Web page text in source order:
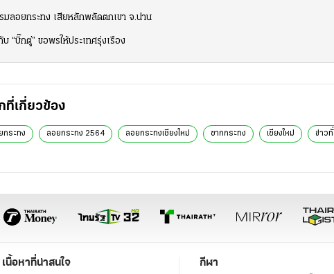
มลอยกระทง เสียหลักพลัดตกเขา จ.น่าน
“บิ๊กตู่” ขอพรให้ประเทศรุ่งเรือง
ที่เกี่ยวข้อง
กระทง ลอยกระทง 2564 ลอยกระทงเชียงใหม่ ซากกระทง เชียงใหม่ ข่าวทั่
เนื้อหาที่น่าสนใจ กีฬา